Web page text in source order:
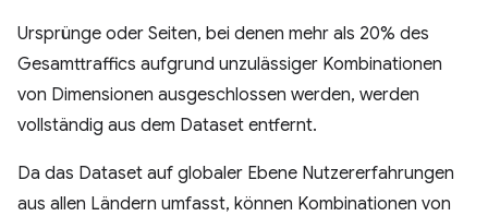
Ursprünge oder Seiten, bei denen mehr als 20% des
Gesamttraffics aufgrund unzulässiger Kombinationen
von Dimensionen ausgeschlossen werden, werden
vollständig aus dem Dataset entfernt.
Da das Dataset auf globaler Ebene Nutzererfahrungen
aus allen Ländern umfasst, können Kombinationen von